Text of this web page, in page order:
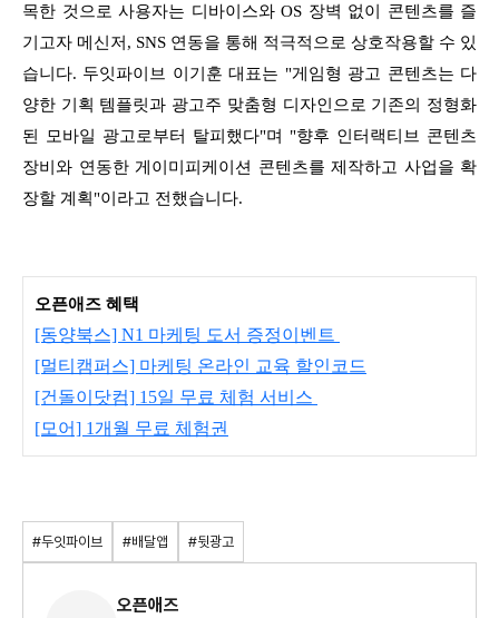
목한 것으로 사용자는 디바이스와 OS 장벽 없이 콘텐츠를 즐
기고자 메신저, SNS 연동을 통해 적극적으로 상호작용할 수 있
습니다. 두잇파이브 이기훈 대표는 "게임형 광고 콘텐츠는 다
양한 기획 템플릿과 광고주 맞춤형 디자인으로 기존의 정형화
된 모바일 광고로부터 탈피했다"며 "향후 인터랙티브 콘텐츠
장비와 연동한 게이미피케이션 콘텐츠를 제작하고 사업을 확
장할 계획"이라고 전했습니다.
오픈애즈 혜택
[동양북스] N1 마케팅 도서 증정이벤트
[멀티캠퍼스] 마케팅 온라인 교육 할인코드
[건돌이닷컴] 15일 무료 체험 서비스
[모어] 1개월 무료 체험권
#두잇파이브 #배달앱 #뒷광고
오픈애즈